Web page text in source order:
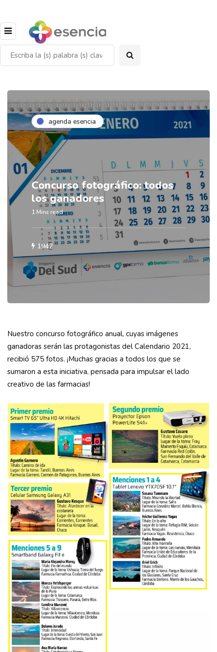
agenda esencia
Concurso fotográfico: todos
los ganadores
1 Mins read
1942
Nuestro concurso fotográfico anual, cuyas imágenes
ganadoras serán las protagonistas del Calendario 2021,
recibió 575 fotos. ¡Muchas gracias a todos los que se
sumaron a esta iniciativa, pensada para impulsar el lado
creativo de las farmacias!